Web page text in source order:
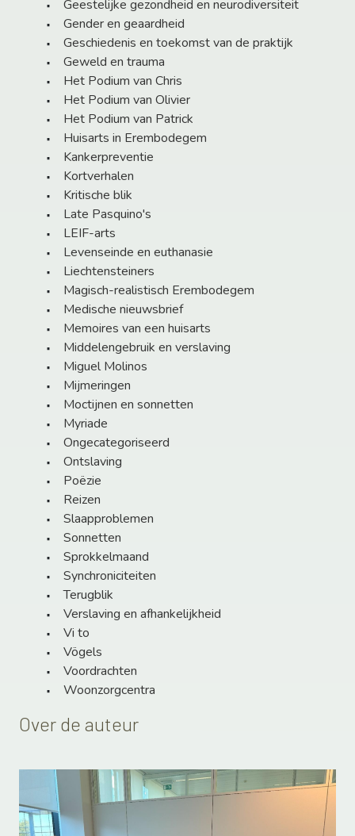
Geestelijke gezondheid en neurodiversiteit
Gender en geaardheid
Geschiedenis en toekomst van de praktijk
Geweld en trauma
Het Podium van Chris
Het Podium van Olivier
Het Podium van Patrick
Huisarts in Erembodegem
Kankerpreventie
Kortverhalen
Kritische blik
Late Pasquino's
LEIF-arts
Levenseinde en euthanasie
Liechtensteiners
Magisch-realistisch Erembodegem
Medische nieuwsbrief
Memoires van een huisarts
Middelengebruik en verslaving
Miguel Molinos
Mijmeringen
Moctijnen en sonnetten
Myriade
Ongecategoriseerd
Ontslaving
Poëzie
Reizen
Slaapproblemen
Sonnetten
Sprokkelmaand
Synchroniciteiten
Terugblik
Verslaving en afhankelijkheid
Vi to
Vögels
Voordrachten
Woonzorgcentra
Over de auteur